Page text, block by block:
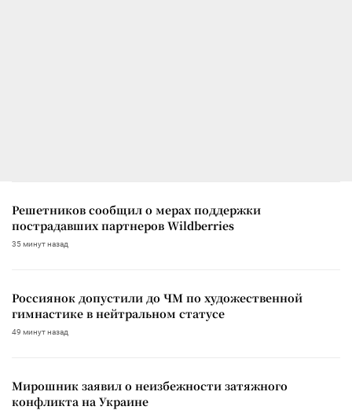
Решетников сообщил о мерах поддержки
пострадавших партнеров Wildberries
35 минут назад
Россиянок допустили до ЧМ по художественной
гимнастике в нейтральном статусе
49 минут назад
Мирошник заявил о неизбежности затяжного
конфликта на Украине